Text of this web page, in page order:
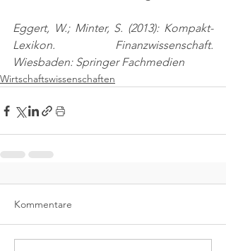
Eggert, W.; Minter, S. (2013): Kompakt-
Lexikon. Finanzwissenschaft.
Wiesbaden: Springer Fachmedien
Wirtschaftswissenschaften
Kommentare